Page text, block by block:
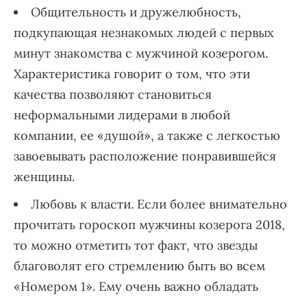
Общительность и дружелюбность,
подкупающая незнакомых людей с первых
минут знакомства с мужчиной козерогом.
Характеристика говорит о том, что эти
качества позволяют становиться
неформальными лидерами в любой
компании, ее «душой», а также с легкостью
завоевывать расположение понравившейся
женщины.
Любовь к власти. Если более внимательно
прочитать гороскоп мужчины козерога 2018,
то можно отметить тот факт, что звезды
благоволят его стремлению быть во всем
«Номером 1». Ему очень важно обладать